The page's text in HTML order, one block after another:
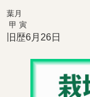
葉月
甲 寅
旧歴6月26日